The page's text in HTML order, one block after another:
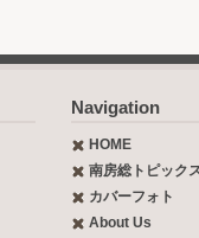
Navigation
HOME
南房総トピック
カバーフォト
About Us